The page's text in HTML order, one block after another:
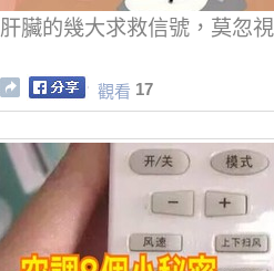
肝臟的幾大求救信號，莫忽視
觀看 17